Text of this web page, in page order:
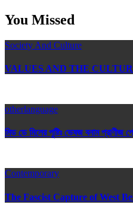
You Missed
Society And Culture
VALUES AND THE
otherlanguage
মিড ডে মিলের পুষ্টিঃ ভেষজ বনাম প্রাণীজ
Contemporary
The Fascist Capture of West